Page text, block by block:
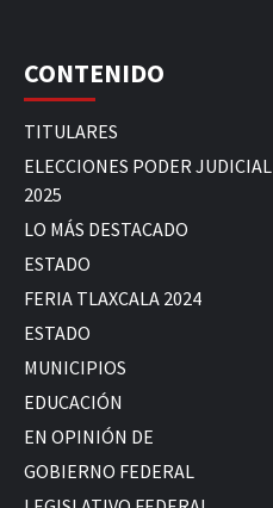
CONTENIDO
TITULARES
ELECCIONES PODER JUDICIAL
2025
LO MÁS DESTACADO
ESTADO
FERIA TLAXCALA 2024
ESTADO
MUNICIPIOS
EDUCACIÓN
EN OPINIÓN DE
GOBIERNO FEDERAL